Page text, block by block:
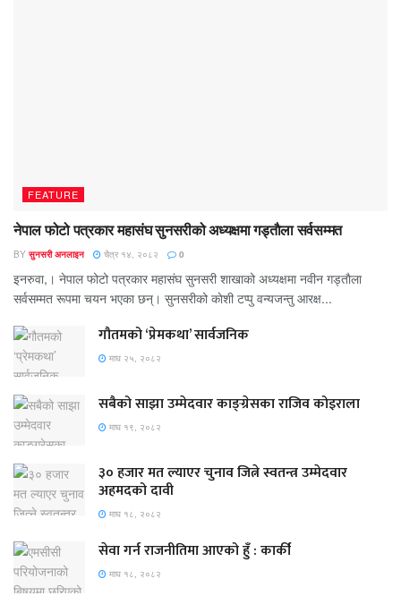
FEATURE
नेपाल फोटो पत्रकार महासंघ सुनसरीको अध्यक्षमा गड्ताैला सर्वसम्मत
BY सुनसरी अनलाइन चैत्र १४, २०८२ 0
इनरुवा,। नेपाल फोटो पत्रकार महासंघ सुनसरी शाखाको अध्यक्षमा नवीन गड्ताैला
सर्वसम्मत रूपमा चयन भएका छन्। सुनसरीको काेशी टप्पु वन्यजन्तु आरक्ष...
गौतमको ‘प्रेमकथा’ सार्वजनिक
माघ २५, २०८२
सबैको साझा उम्मेदवार काङ्ग्रेसका राजिव कोइराला
माघ १९, २०८२
३० हजार मत ल्याएर चुनाव जित्ने स्वतन्त्र उम्मेदवार
अहमदको दावी
माघ १८, २०८२
सेवा गर्न राजनीतिमा आएको हुँ : कार्की
माघ १८, २०८२